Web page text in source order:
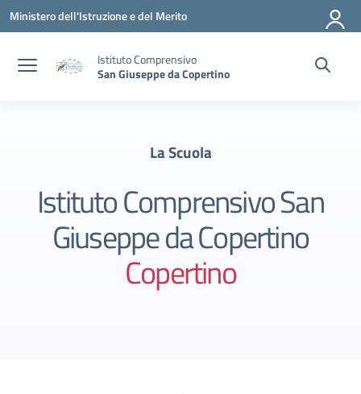
Vai ai contenuti
Vai al menu di navigazione
Vai al footer
Ministero dell'Istruzione e del Merito
Istituto Comprensivo
San Giuseppe da Copertino
La Scuola
Istituto Comprensivo San
Giuseppe da Copertino
Copertino